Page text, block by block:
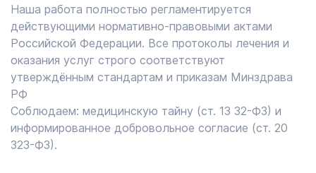
Наша работа полностью регламентируется
действующими нормативно-правовыми актами
Российской Федерации. Все протоколы лечения и
оказания услуг строго соответствуют
утверждённым стандартам и приказам Минздрава
РФ
Соблюдаем: медицинскую тайну (ст. 13 32-ФЗ) и
информированное добровольное согласие (ст. 20
323-ФЗ).